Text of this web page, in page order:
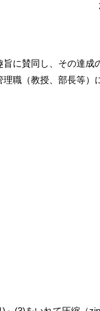
に賛同し、その達成
職（教授、部長等）